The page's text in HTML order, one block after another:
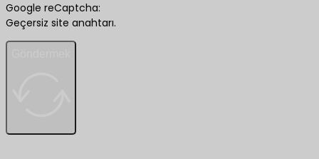
Google reCaptcha:
Geçersiz site anahtarı.